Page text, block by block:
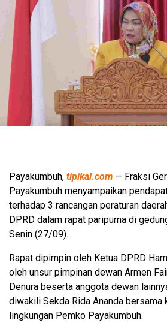
Payakumbuh, tipikal.com — Fraksi
Payakumbuh menyampaikan
terhadap 3 rancangan peraturan
DPRD dalam rapat paripurna di
Senin (27/09).
Rapat dipimpin oleh Ketua DPRD
oleh unsur pimpinan dewan Armen
Denura beserta anggota dewan
diwakili Sekda Rida Ananda bersama
lingkungan Pemko Payakumbuh.